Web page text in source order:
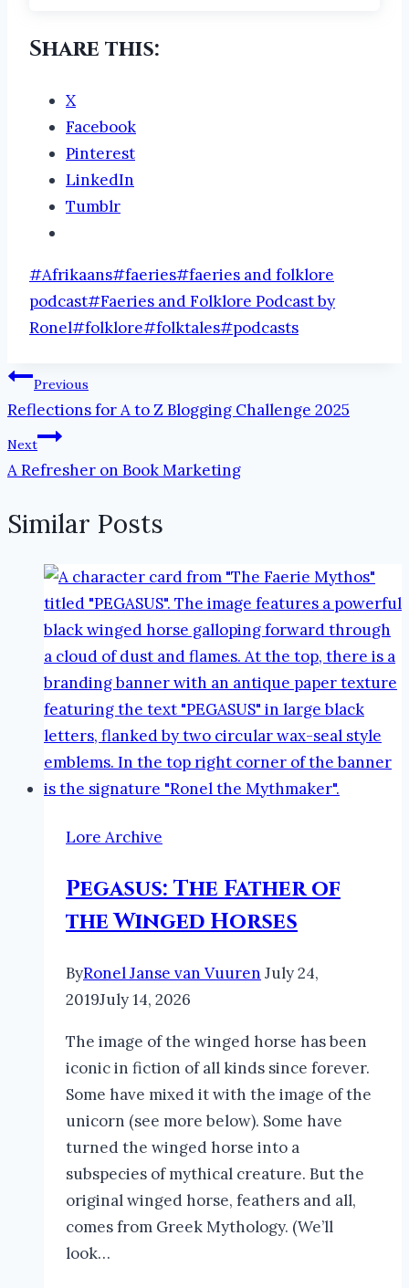
Share this:
X
Facebook
Pinterest
LinkedIn
Tumblr
Post
Tags:
#Afrikaans#faeries#faeries and folklore
podcast#Faeries and Folklore Podcast by
Ronel#folklore#folktales#podcasts
Post
navigation
Previous
Reflections for A to Z Blogging Challenge 2025
Next
A Refresher on Book Marketing
Similar Posts
Lore Archive
Pegasus: The Father of
the Winged Horses
ByRonel Janse van Vuuren July 24,
2019July 14, 2026
The image of the winged horse has been
iconic in fiction of all kinds since forever.
Some have mixed it with the image of the
unicorn (see more below). Some have
turned the winged horse into a
subspecies of mythical creature. But the
original winged horse, feathers and all,
comes from Greek Mythology. (We’ll
look…